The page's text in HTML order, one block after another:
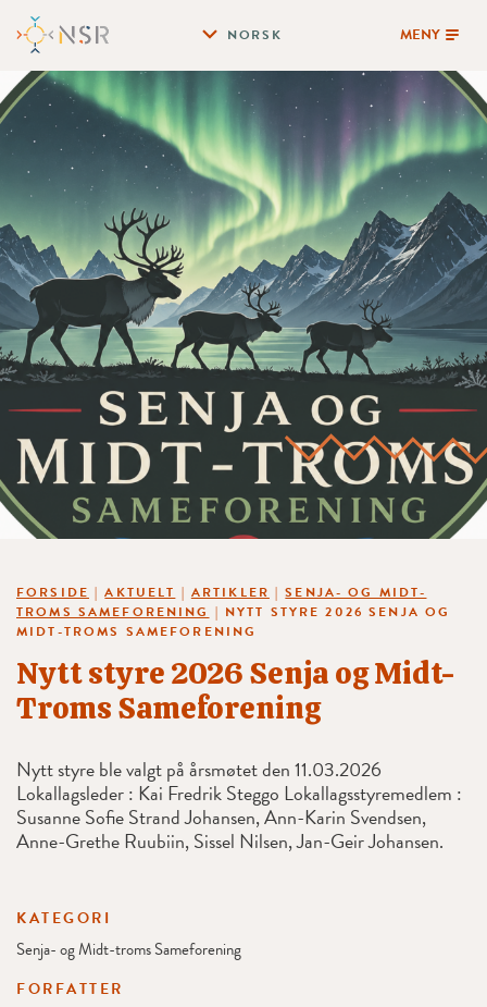
NORSK MENY
FORSIDE |AKTUELT | ARTIKLER |SENJA- OG MIDT-
TROMS SAMEFORENING | NYTT STYRE 2026 SENJA OG
MIDT-TROMS SAMEFORENING
Nytt styre 2026 Senja og Midt-
Troms Sameforening
Nytt styre ble valgt på årsmøtet den 11.03.2026
Lokallagsleder : Kai Fredrik Steggo Lokallagsstyremedlem :
Susanne Sofie Strand Johansen, Ann-Karin Svendsen,
Anne-Grethe Ruubiin, Sissel Nilsen, Jan-Geir Johansen.
KATEGORI
Senja- og Midt-troms Sameforening
FORFATTER